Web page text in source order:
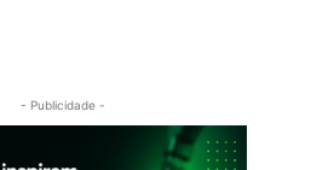
- Publicidade -